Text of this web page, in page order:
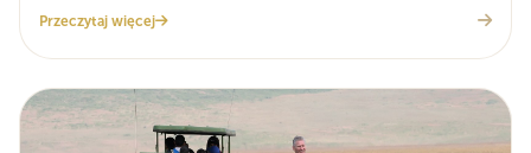
Przeczytaj więcej